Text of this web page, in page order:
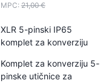
MPC: 21,00€
XLR 5-pinski IP65
komplet za konverziju
Komplet za konverziju 5-
pinske utičnice za